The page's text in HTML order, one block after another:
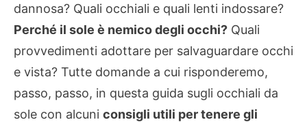
dannosa? Quali occhiali e quali lenti indossare?
Perché il sole è nemico degli occhi? Quali
provvedimenti adottare per salvaguardare occhi
e vista? Tutte domande a cui risponderemo,
passo, passo, in questa guida sugli occhiali da
sole con alcuni consigli utili per tenere gli